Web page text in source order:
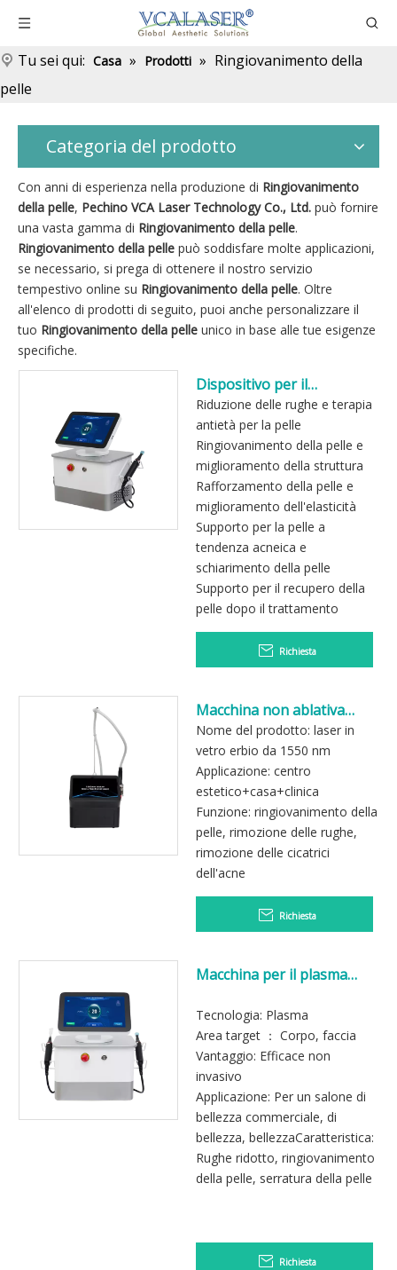
Tu sei qui: Casa » Prodotti » Ringiovanimento della
pelle
Categoria del prodotto
Con anni di esperienza nella produzione di Ringiovanimento
della pelle, Pechino VCA Laser Technology Co., Ltd. può fornire
una vasta gamma di Ringiovanimento della pelle.
Ringiovanimento della pelle può soddisfare molte applicazioni,
se necessario, si prega di ottenere il nostro servizio
tempestivo online su Ringiovanimento della pelle. Oltre
all'elenco di prodotti di seguito, puoi anche personalizzare il
tuo Ringiovanimento della pelle unico in base alle tue esigenze
specifiche.
Dispositivo per il
trattamento della pelle al
plasma atmosferico freddo
Riduzione delle rughe e terapia
antietà per la pelle
Ringiovanimento della pelle e
miglioramento della struttura
Rafforzamento della pelle e
miglioramento dell'elasticità
Supporto per la pelle a
tendenza acneica e
schiarimento della pelle
Supporto per il recupero della
pelle dopo il trattamento
Richiesta
Macchina non ablativa
dell'attrezzatura di bellezza
del laser di vetro dell'erbio
1550nm per il resurfacing
della pelle
Nome del prodotto: laser in
vetro erbio da 1550 nm
Applicazione: centro
estetico+casa+clinica
Funzione: ringiovanimento della
pelle, rimozione delle rughe,
rimozione delle cicatrici
dell'acne
Richiesta
Macchina per il plasma
ringiovanimento della pelle
Tecnologia: Plasma
Area target ： Corpo, faccia
Vantaggio: Efficace non
invasivo
Applicazione: Per un salone di
bellezza commerciale, di
bellezza, bellezzaCaratteristica:
Rughe ridotto, ringiovanimento
della pelle, serratura della pelle
Richiesta